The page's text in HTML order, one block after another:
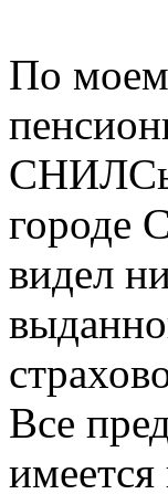
По
СНИЛСы
городе
видел
Все